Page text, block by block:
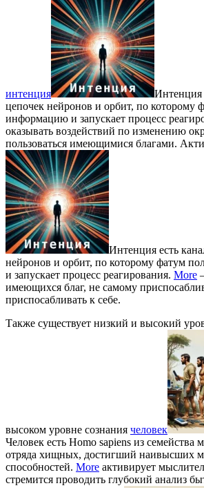
интенция
Интенция
цепочек нейронов и орбит, по которому
информацию и запускает процесс
оказывать воздействий по изменению
пользоваться имеющимися благами.
Интенция есть
нейронов и орбит, по которому фатум
и запускает процесс реагирования. More
имеющихся благ, не самому
приспосабливать к себе.
Также существует низкий и высокий
высоком уровне сознания человек
Человек есть Homo sapiens из
отряда хищных, достигший наивысших
способностей. More активирует
стремится проводить глубокий анализ